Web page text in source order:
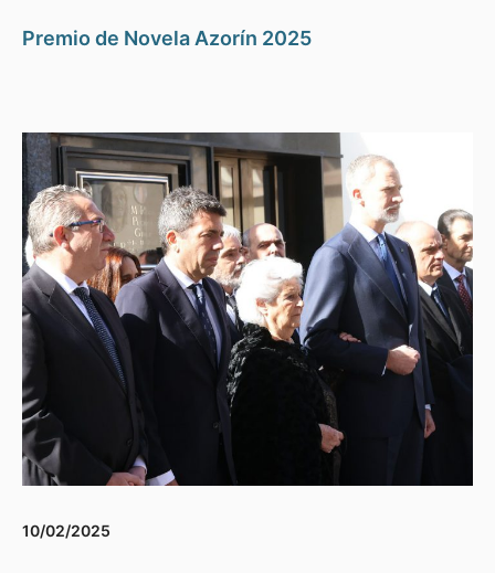
Premio de Novela Azorín 2025
10/02/2025